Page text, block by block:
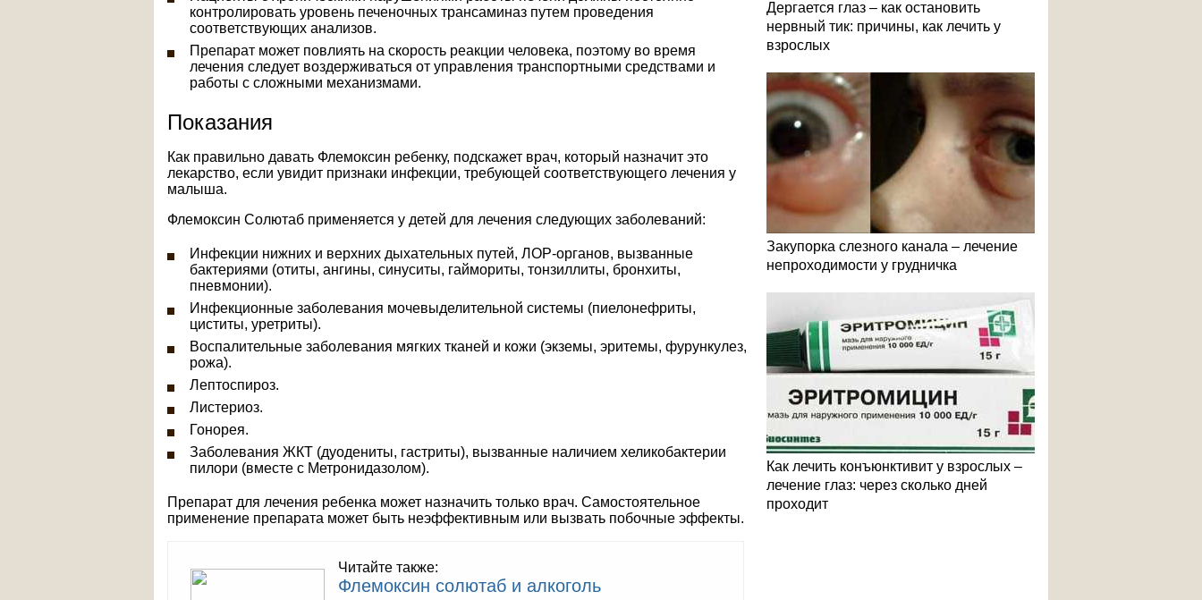
контролировать уровень печеночных трансаминаз путем проведения
соответствующих анализов.
Препарат может повлиять на скорость реакции человека, поэтому во время
лечения следует воздерживаться от управления транспортными средствами и
работы с сложными механизмами.
Показания
Как правильно давать Флемоксин ребенку, подскажет врач, который назначит это
лекарство, если увидит признаки инфекции, требующей соответствующего лечения у
малыша.
Флемоксин Солютаб применяется у детей для лечения следующих заболеваний:
Инфекции нижних и верхних дыхательных путей, ЛОР-органов, вызванные
бактериями (отиты, ангины, синуситы, гаймориты, тонзиллиты, бронхиты,
пневмонии).
Инфекционные заболевания мочевыделительной системы (пиелонефриты,
циститы, уретриты).
Воспалительные заболевания мягких тканей и кожи (экземы, эритемы, фурункулез,
рожа).
Лептоспироз.
Листериоз.
Гонорея.
Заболевания ЖКТ (дуодениты, гастриты), вызванные наличием хеликобактерии
пилори (вместе с Метронидазолом).
Препарат для лечения ребенка может назначить только врач. Самостоятельное
применение препарата может быть неэффективным или вызвать побочные эффекты.
Читайте также:
Флемоксин солютаб и алкоголь
Дергается глаз – как остановить
нервный тик: причины, как лечить у
взрослых
Закупорка слезного канала – лечение
непроходимости у грудничка
Как лечить конъюнктивит у взрослых –
лечение глаз: через сколько дней
проходит